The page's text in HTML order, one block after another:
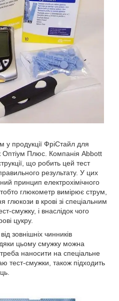
у продукції ФріСтайл для
Оптіум Плюс. Компанія Abbott
що робить цей тест
результату. У цих
принцип електрохімічного
глюкометр вимірює струм,
глюкози в крові зі спеціальним
смужку, і внаслідок чого
цукру.
зовнішніх чинників
цьому смужку можна
наносити на спеціальне
тест-смужки, також підходить